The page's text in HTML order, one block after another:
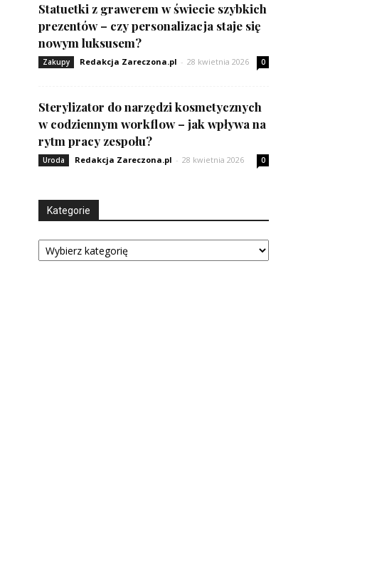
Statuetki z grawerem w świecie szybkich
prezentów – czy personalizacja staje się
nowym luksusem?
Zakupy Redakcja Zareczona.pl - 28 kwietnia 2026 0
Sterylizator do narzędzi kosmetycznych
w codziennym workflow – jak wpływa na
rytm pracy zespołu?
Uroda Redakcja Zareczona.pl - 28 kwietnia 2026 0
Kategorie
Kategorie